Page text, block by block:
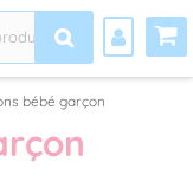
bébé garçon